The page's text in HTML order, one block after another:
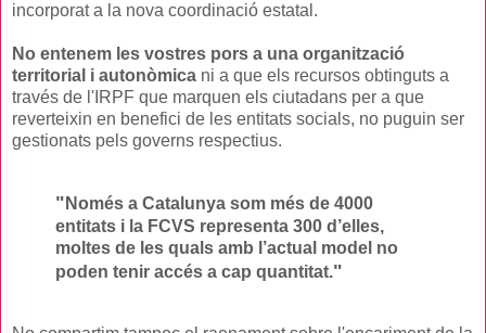
incorporat a la nova coordinació estatal.
No entenem les vostres pors a una organització
territorial i autonòmica ni a que els recursos obtinguts a
través de l'IRPF que marquen els ciutadans per a que
reverteixin en benefici de les entitats socials, no puguin ser
gestionats pels governs respectius.
" Només a Catalunya som més de 4000
entitats i la FCVS representa 300 d’elles,
moltes de les quals amb l’actual model no
poden tenir accés a cap quantitat."